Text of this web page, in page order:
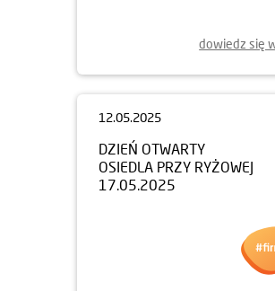
dowiedz się
12.05.2025
DZIEŃ OTWARTY
OSIEDLA PRZY RYŻOWEJ
17.05.2025